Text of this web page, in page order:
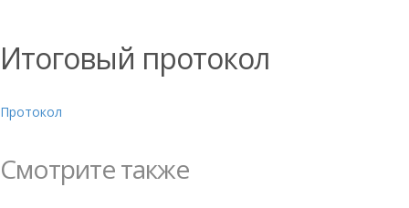
Итоговый протокол
Протокол
Смотрите также